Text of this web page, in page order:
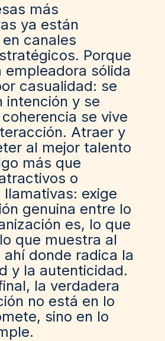
más
ya están
canales
Porque
empleadora sólida
casualidad: se
intención y se
se vive
Atraer y
al mejor talento
más que
o
exige
genuina entre lo
es, lo que
que muestra al
ahí donde radica la
y la autenticidad.
la verdadera
no está en lo
sino en lo